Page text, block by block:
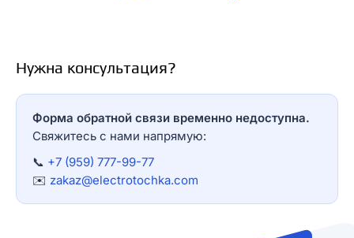
Нужна консультация?
Форма обратной связи временно недоступна.
Свяжитесь с нами напрямую:
📞 +7 (959) 777-99-77
✉️ zakaz@electrotochka.com